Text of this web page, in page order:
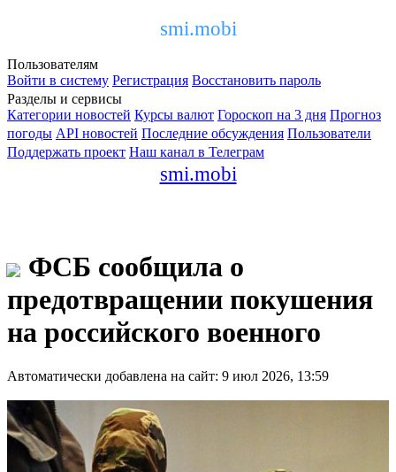
smi.mobi
Пользователям
Войти в систему Регистрация Восстановить пароль
Разделы и сервисы
Категории новостей Курсы валют Гороскоп на 3 дня Прогноз
погоды API новостей Последние обсуждения Пользователи
Поддержать проект Наш канал в Телеграм
smi.mobi
ФСБ сообщила о
предотвращении покушения
на российского военного
Автоматически добавлена на сайт: 9 июл 2026, 13:59